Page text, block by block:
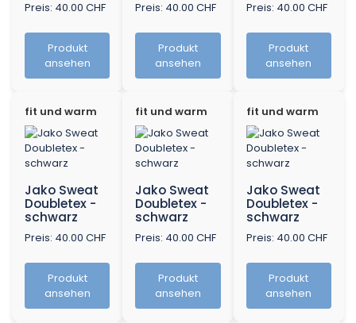
Preis: 40.00 CHF
Produkt
ansehen
Preis: 40.00 CHF
Produkt
ansehen
Preis: 40.00 CHF
Produkt
ansehen
fit und warm
Jako Sweat
Doubletex -
schwarz
Preis: 40.00 CHF
Produkt
ansehen
fit und warm
Jako Sweat
Doubletex -
schwarz
Preis: 40.00 CHF
Produkt
ansehen
fit und warm
Jako Sweat
Doubletex -
schwarz
Preis: 40.00 CHF
Produkt
ansehen